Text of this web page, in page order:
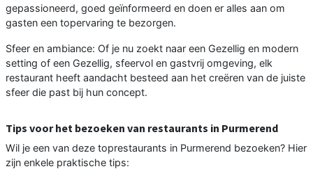
gepassioneerd, goed geïnformeerd en doen er alles aan om
gasten een topervaring te bezorgen.
Sfeer en ambiance: Of je nu zoekt naar een Gezellig en modern
setting of een Gezellig, sfeervol en gastvrij omgeving, elk
restaurant heeft aandacht besteed aan het creëren van de juiste
sfeer die past bij hun concept.
Tips voor het bezoeken van restaurants in Purmerend
Wil je een van deze toprestaurants in Purmerend bezoeken? Hier
zijn enkele praktische tips: